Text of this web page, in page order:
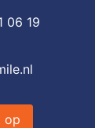
06 19
op